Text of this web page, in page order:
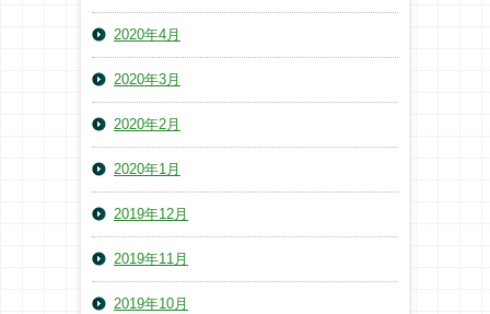
2020年4月
2020年3月
2020年2月
2020年1月
2019年12月
2019年11月
2019年10月